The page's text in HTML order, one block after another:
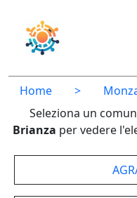
Home >
Seleziona un
Brianza per vedere